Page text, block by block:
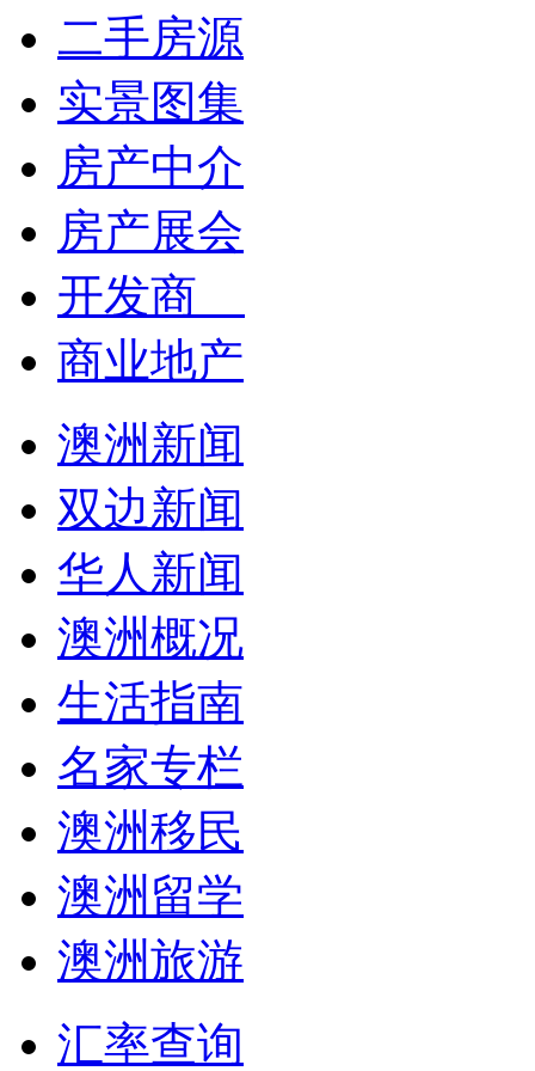
二手房源
实景图集
房产中介
房产展会
开发商
商业地产
澳洲新闻
双边新闻
华人新闻
澳洲概况
生活指南
名家专栏
澳洲移民
澳洲留学
澳洲旅游
汇率查询